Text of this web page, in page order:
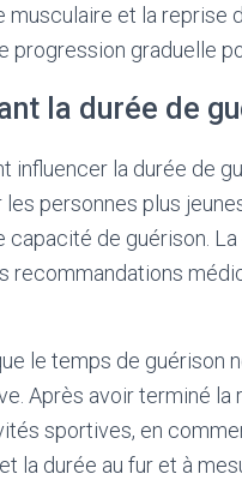
musculaire et la reprise
progression graduelle
la durée de
influencer la durée de
les personnes plus
capacité de guérison.
recommandations
le temps de guérison
Après avoir terminé
sportives, en
la durée au fur et à